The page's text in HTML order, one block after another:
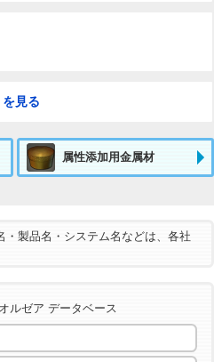
見る
属性添加用金属材
製品名・システム名などは、各社
ルゼア データベース